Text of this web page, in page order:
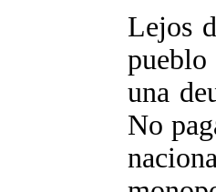
Lejos
una
No